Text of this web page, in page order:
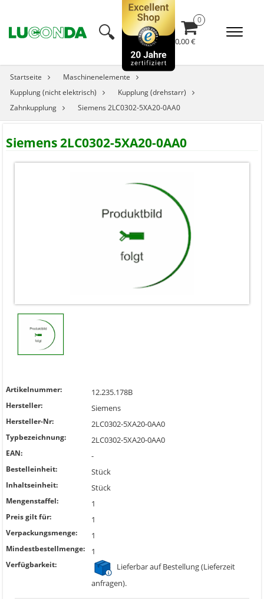
🔍︎ 0,00 €
Startseite
Maschinenelemente
Kupplung (nicht elektrisch)
Kupplung (drehstarr)
Zahnkupplung
Siemens 2LC0302-5XA20-0AA0
Siemens 2LC0302-5XA20-0AA0
Artikelnummer: 12.235.178B
Hersteller: Siemens
Hersteller-Nr: 2LC0302-5XA20-0AA0
Typbezeichnung: 2LC0302-5XA20-0AA0
EAN: -
Bestelleinheit: Stück
Inhaltseinheit: Stück
Mengenstaffel: 1
Preis gilt für: 1
Verpackungsmenge: 1
Mindestbestellmenge: 1
Verfügbarkeit:
Lieferbar auf Bestellung (Lieferzeit
anfragen).